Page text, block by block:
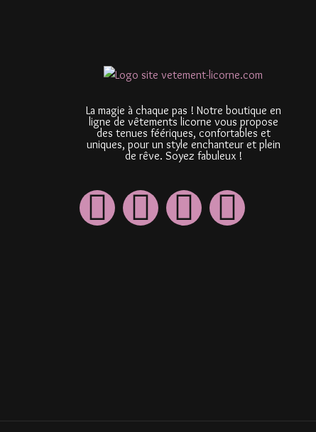
La magie à chaque pas ! Notre boutique en
ligne de vêtements licorne vous propose
des tenues féériques, confortables et
uniques, pour un style enchanteur et plein
de rêve. Soyez fabuleux !